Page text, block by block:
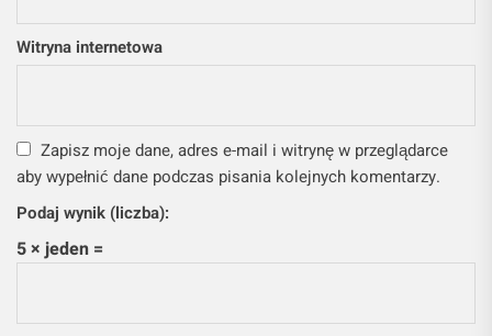
Witryna internetowa
Zapisz moje dane, adres e-mail i witrynę w przeglądarce
aby wypełnić dane podczas pisania kolejnych komentarzy.
Podaj wynik (liczba):
5 × jeden =